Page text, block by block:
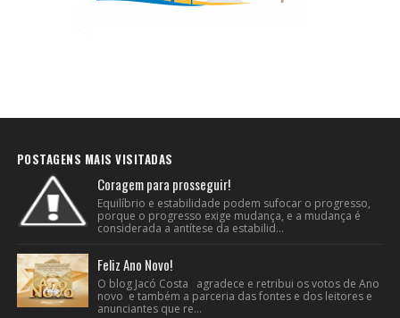
POSTAGENS MAIS VISITADAS
Coragem para prosseguir!
Equilíbrio e estabilidade podem sufocar o progresso,
porque o progresso exige mudança, e a mudança é
considerada a antítese da estabilid...
Feliz Ano Novo!
O blog Jacó Costa agradece e retribui os votos de Ano
novo e também a parceria das fontes e dos leitores e
anunciantes que re...